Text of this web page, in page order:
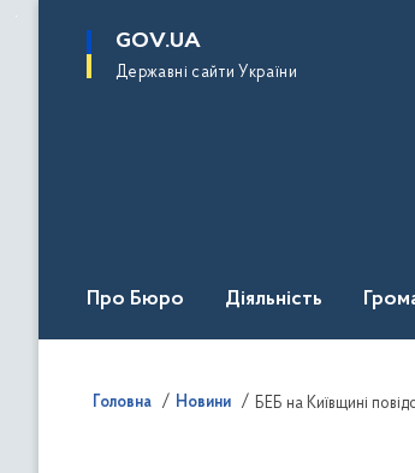
основного
GOV.UA
Державні сайти України
Про Бюро Діяльність
Головна Новини БЕБ на Київщині